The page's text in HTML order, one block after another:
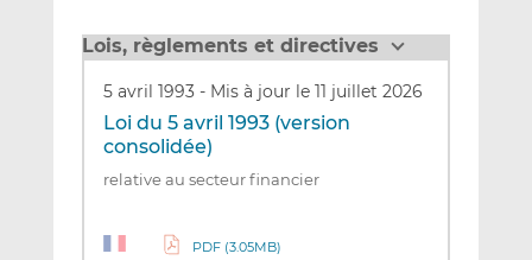
Lois, règlements et directives
5 avril 1993 - Mis à jour le 11 juillet 2026
Loi du 5 avril 1993 (version
consolidée)
relative au secteur financier
PDF (3.05MB)